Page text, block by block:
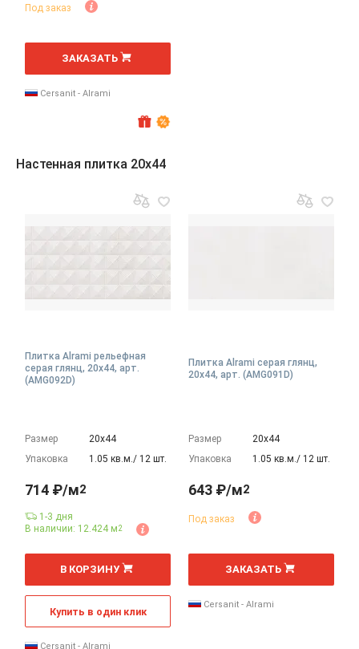
Под заказ
м
ЗАКАЗАТЬ
Cersanit - Alrami
Настенная плитка 20x44
Плитка Alrami рельефная
серая глянц, 20x44, арт.
(AMG092D)
Размер
20х44
Упаковка
1.05 кв.м./ 12 шт.
714 ₽/м2
1-3 дня
В наличии: 12.424 м2
м
В КОРЗИНУ
Купить в один клик
Cersanit - Alrami
Плитка Alrami серая глянц,
20x44, арт. (AMG091D)
Размер
20х44
Упаковка
1.05 кв.м./ 12 шт.
643 ₽/м2
Под заказ
м
ЗАКАЗАТЬ
Cersanit - Alrami